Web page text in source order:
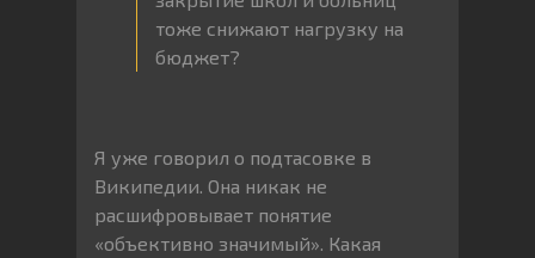
тоже снижают нагрузку на
бюджет?
Я уже говорил о подтасовке в
Википедии. Она никак не
расшифровывает понятие
«объективно значимый». Какая